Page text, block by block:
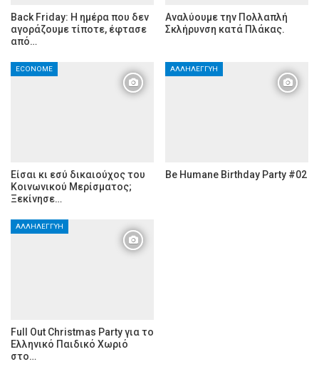
Back Friday: H ημέρα που δεν
αγοράζουμε τίποτε, έφτασε
από…
Αναλύουμε την Πολλαπλή
Σκλήρυνση κατά Πλάκας.
ECONOME
Είσαι κι εσύ δικαιούχος του
Κοινωνικού Μερίσματος;
Ξεκίνησε…
ΑΛΛΗΛΕΓΓΎΗ
Be Humane Birthday Party #02
ΑΛΛΗΛΕΓΓΎΗ
Full Out Christmas Party για το
Ελληνικό Παιδικό Χωριό
στο…